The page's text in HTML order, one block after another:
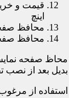
اینچ
محافظ صفحه
محافظ
محاظ صفحه
بدیل بعد از نصب
استفاده از